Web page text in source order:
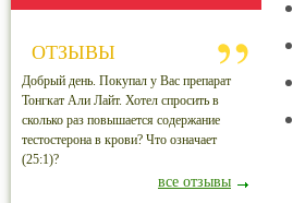
ОТЗЫВЫ
Добрый день. Покупал у Вас препарат
Тонгкат Али Лайт. Хотел спросить в
сколько раз повышается содержание
тестостерона в крови? Что означает
(25:1)?
все отзывы